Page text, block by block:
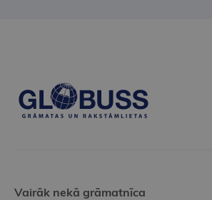
Vairāk nekā grāmatnīca